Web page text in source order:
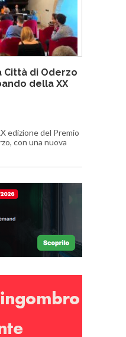
di Oderzo
della XX
edizione del Premio
con una nuova